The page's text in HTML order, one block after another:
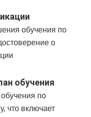
обучения по
о
обучения
по
что включает